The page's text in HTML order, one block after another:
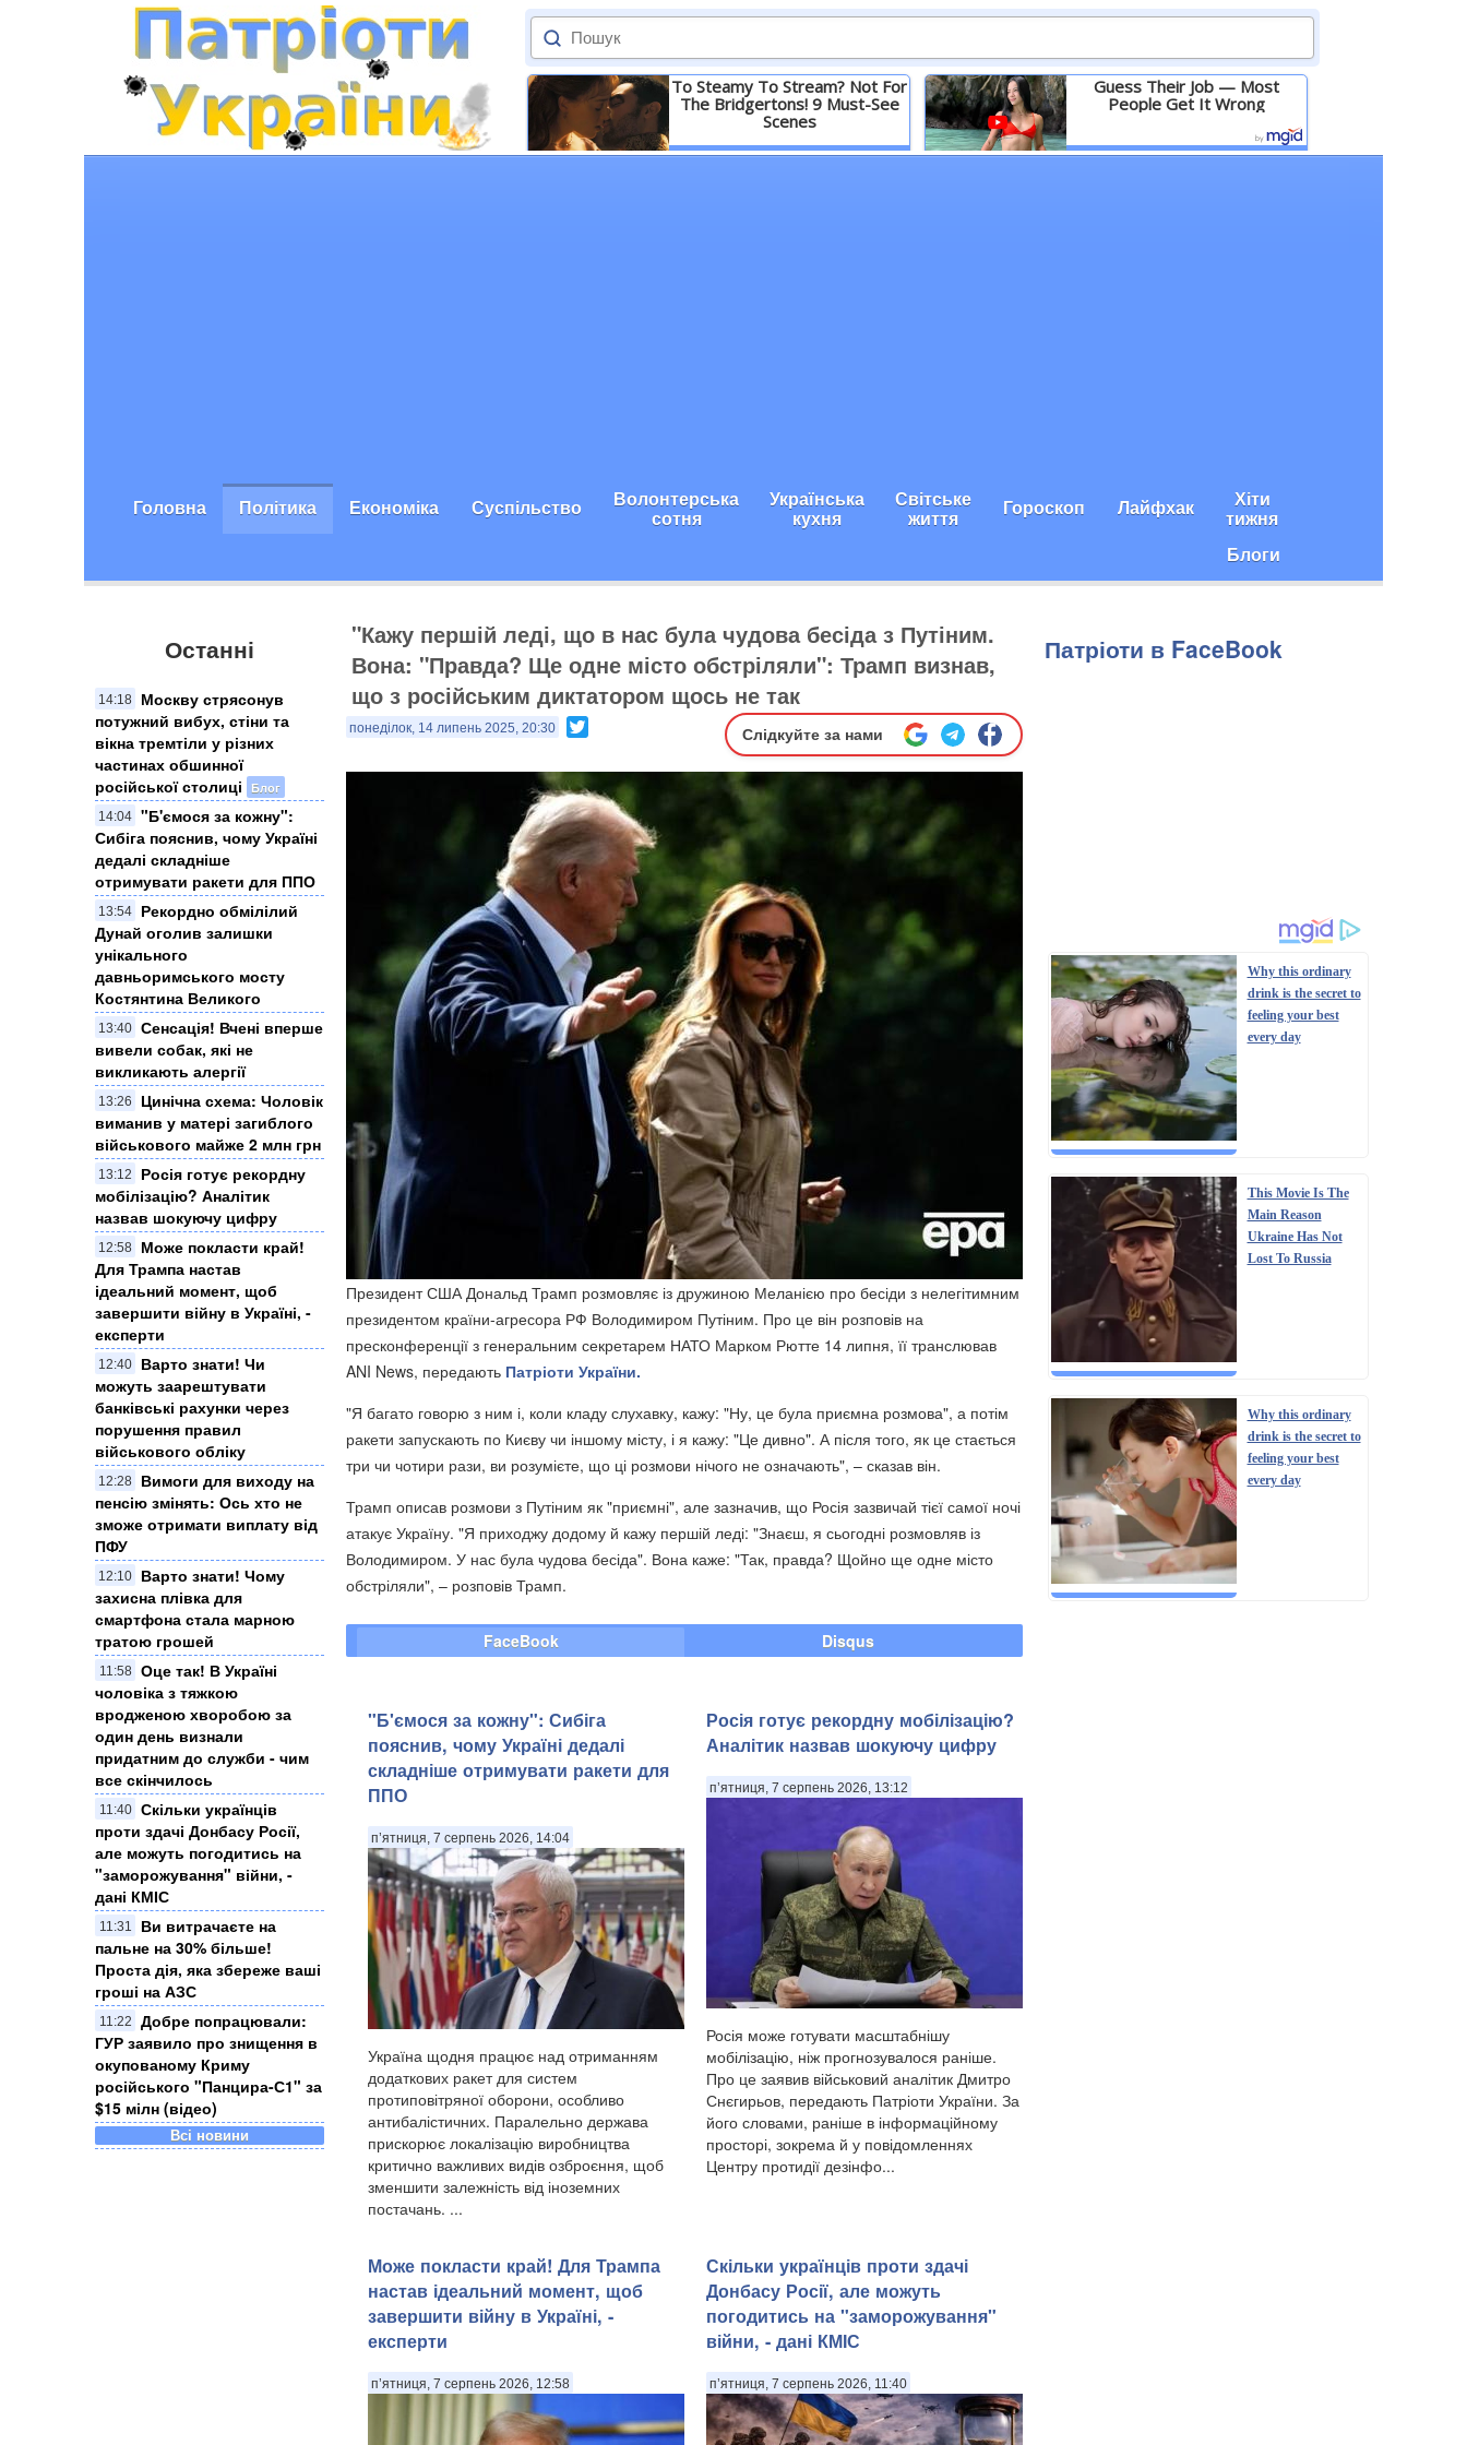
To Steamy To Stream? Not For
The Bridgertons! 9 Must-See
Scenes
Детальніше
Guess Their Job — Most
People Get It Wrong
Детальніше
Головна Політика Економіка Суспільство Волонтерська
сотня
Українська
кухня
Світське
життя Гороскоп Лайфхак Хіти
тижня
Блоги
Останні
14:18
Москву стрясонув
потужний вибух, стіни та
вікна тремтіли у різних
частинах обшинної
російської столиці
Блог
14:04 "Б'ємося за кожну":
Сибіга пояснив, чому Україні
дедалі складніше
отримувати ракети для ППО
13:54
Рекордно обмілілий
Дунай оголив залишки
унікального
давньоримського мосту
Костянтина Великого
13:40 Сенсація! Вчені вперше
вивели собак, які не
викликають алергії
13:26
Цинічна схема: Чоловік
виманив у матері загиблого
військового майже 2 млн грн
13:12
Росія готує рекордну
мобілізацію? Аналітик
назвав шокуючу цифру
12:58
Може покласти край!
Для Трампа настав
ідеальний момент, щоб
завершити війну в Україні, -
експерти
12:40
Варто знати! Чи
можуть заарештувати
банківські рахунки через
порушення правил
військового обліку
12:28
Вимоги для виходу на
пенсію змінять: Ось хто не
зможе отримати виплату від
ПФУ
12:10
Варто знати! Чому
захисна плівка для
смартфона стала марною
тратою грошей
11:58
Оце так! В Україні
чоловіка з тяжкою
вродженою хворобою за
один день визнали
придатним до служби - чим
все скінчилось
11:40
Скільки українців
проти здачі Донбасу Росії,
але можуть погодитись на
"заморожування" війни, -
дані КМІС
11:31
Ви витрачаєте на
пальне на 30% більше!
Проста дія, яка збереже ваші
гроші на АЗС
11:22
Добре попрацювали:
ГУР заявило про знищення в
окупованому Криму
російського "Панцира-С1" за
$15 мілн (відео)
Всі новини
"Кажу першій леді, що в нас була чудова бесіда з Путіним.
Вона: "Правда? Ще одне місто обстріляли": Трамп визнав,
що з російським диктатором щось не так
понеділок, 14 липень 2025, 20:30 Слідкуйте за нами
Президент США Дональд Трамп розмовляє із дружиною Меланією про бесіди з нелегітимним
президентом країни-агресора РФ Володимиром Путіним. Про це він розповів на
пресконференції з генеральним секретарем НАТО Марком Рютте 14 липня, її транслював
ANI News, передають Патріоти України.
"Я багато говорю з ним і, коли кладу слухавку, кажу: "Ну, це була приємна розмова", а потім
ракети запускають по Києву чи іншому місту, і я кажу: "Це дивно". А після того, як це стається
три чи чотири рази, ви розумієте, що ці розмови нічого не означають", – сказав він.
Трамп описав розмови з Путіним як "приємні", але зазначив, що Росія зазвичай тієї самої ночі
атакує Україну. "Я приходжу додому й кажу першій леді: "Знаєш, я сьогодні розмовляв із
Володимиром. У нас була чудова бесіда". Вона каже: "Так, правда? Щойно ще одне місто
обстріляли", – розповів Трамп.
FaceBook Disqus
"Б'ємося за кожну": Сибіга
пояснив, чому Україні дедалі
складніше отримувати ракети для
ППО
п’ятниця, 7 серпень 2026, 14:04
Україна щодня працює над отриманням
додаткових ракет для систем
протиповітряної оборони, особливо
антибалістичних. Паралельно держава
прискорює локалізацію виробництва
критично важливих видів озброєння, щоб
зменшити залежність від іноземних
постачань. ...
Росія готує рекордну мобілізацію?
Аналітик назвав шокуючу цифру
п’ятниця, 7 серпень 2026, 13:12
Росія може готувати масштабнішу
мобілізацію, ніж прогнозувалося раніше.
Про це заявив військовий аналітик Дмитро
Снєгирьов, передають Патріоти України. За
його словами, раніше в інформаційному
просторі, зокрема й у повідомленнях
Центру протидії дезінфо...
Може покласти край! Для Трампа
настав ідеальний момент, щоб
завершити війну в Україні, -
експерти
п’ятниця, 7 серпень 2026, 12:58
Скільки українців проти здачі
Донбасу Росії, але можуть
погодитись на "заморожування"
війни, - дані КМІС
п’ятниця, 7 серпень 2026, 11:40
Патріоти в FaceBook
Why this ordinary
drink is the secret to
feeling your best
every day
This Movie Is The
Main Reason
Ukraine Has Not
Lost To Russia
Why this ordinary
drink is the secret to
feeling your best
every day